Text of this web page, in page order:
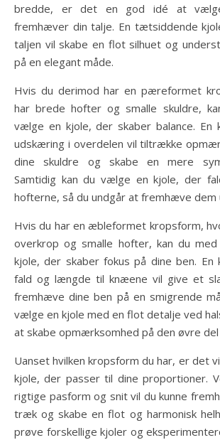
bredde, er det en god idé at
fremhæver din talje. En tætsiddende
taljen vil skabe en flot silhuet og
på en elegant måde.
Hvis du derimod har en pæreformet
har brede hofter og smalle skuldre,
vælge en kjole, der skaber balance.
udskæring i overdelen vil tiltrække
dine skuldre og skabe en mere
Samtidig kan du vælge en kjole, der
hofterne, så du undgår at fremhæve dem
Hvis du har en æbleformet kropsform,
overkrop og smalle hofter, kan du
kjole, der skaber fokus på dine ben.
fald og længde til knæene vil give et
fremhæve dine ben på en smigrende
vælge en kjole med en flot detalje ved
at skabe opmærksomhed på den øvre del
Uanset hvilken kropsform du har, er det
kjole, der passer til dine proportioner.
rigtige pasform og snit vil du kunne
træk og skabe en flot og harmonisk
prøve forskellige kjoler og